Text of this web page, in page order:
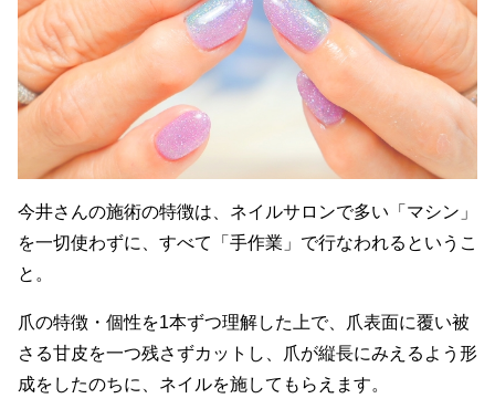
今井さんの施術の特徴は、ネイルサロンで多い「マシン」
を一切使わずに、すべて「手作業」で行なわれるというこ
と。
爪の特徴・個性を1本ずつ理解した上で、爪表面に覆い被
さる甘皮を一つ残さずカットし、爪が縦長にみえるよう形
成をしたのちに、ネイルを施してもらえます。